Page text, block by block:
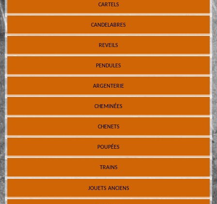
CARTELS
CANDELABRES
REVEILS
PENDULES
ARGENTERIE
CHEMINÉES
CHENETS
POUPÉES
TRAINS
JOUETS ANCIENS